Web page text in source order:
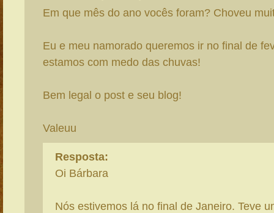
Em que mês do ano vocês foram? Choveu
Eu e meu namorado queremos ir no final de
estamos com medo das chuvas!
Bem legal o post e seu blog!
Valeuu
Resposta:
Oi Bárbara
Nós estivemos lá no final de Janeiro. Teve